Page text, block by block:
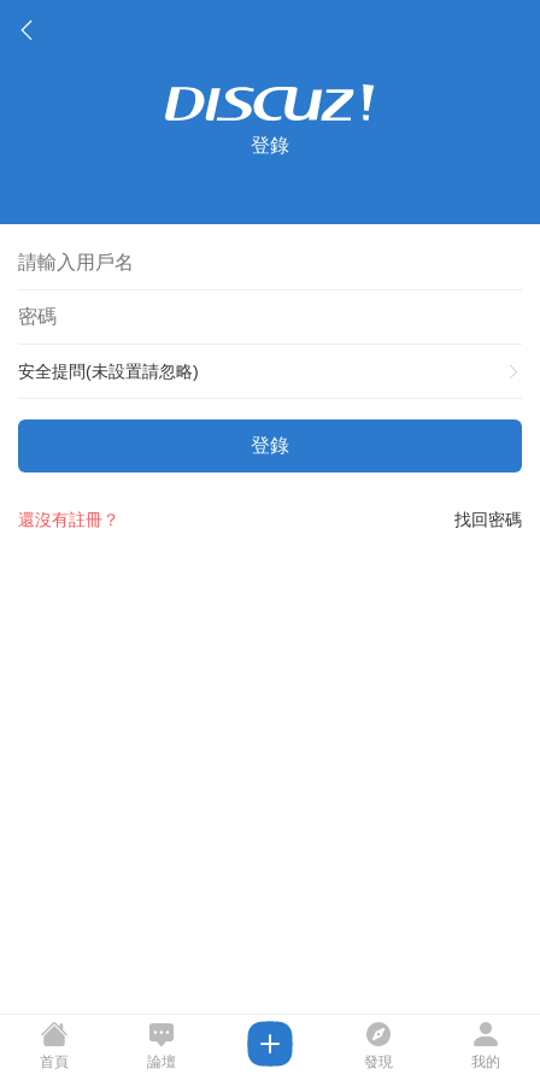
登錄
安全提問(未設置請忽略)
登錄
找回密碼
還沒有註冊？
首頁 論壇 發現 我的